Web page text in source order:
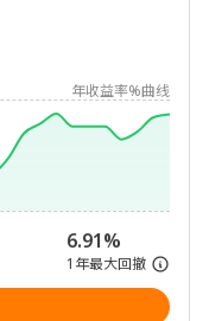
年收益率%曲线
6.91%
1年最大回撤